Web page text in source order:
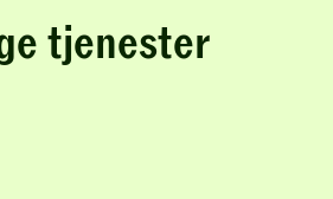
tjenester